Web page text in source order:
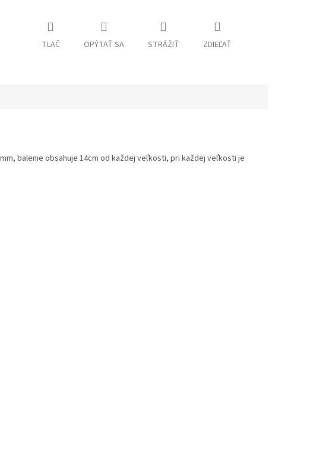
TLAČ OPÝTAŤ SA STRÁŽIŤ ZDIEĽAŤ
balenie obsahuje 14cm od každej veľkosti, pri každej veľkosti je